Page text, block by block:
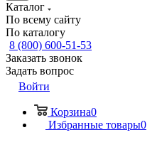
Каталог
По всему сайту
По каталогу
8 (800) 600-51-53
Заказать звонок
Задать вопрос
Войти
Корзина0
Избранные товары0